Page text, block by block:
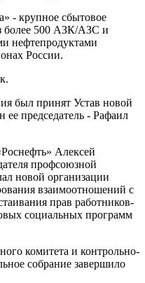
- крупное сбытовое
более 500 АЗК/АЗС и
нефтепродуктами
России.
был принят Устав новой
председатель - Рафаил
Алексей
профсоюзной
новой организации
взаимоотношений с
прав работников-
социальных программ
комитета и контрольно-
собрание завершило